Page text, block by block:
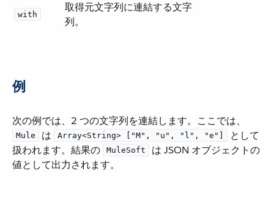
with
取得元文字列に連結する文字
列。
例
次の例では、2 つの文字列を連結します。ここでは、​
Mule ​ は ​ Array<String> ["M", "u", "l", "e"]
​ として
扱われます。結果の ​
MuleSoft
​ は JSON オブジェクトの
値として出力されます。